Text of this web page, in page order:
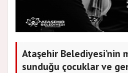
Ataşehir Belediyesi’nin
sunduğu çocuklar ve